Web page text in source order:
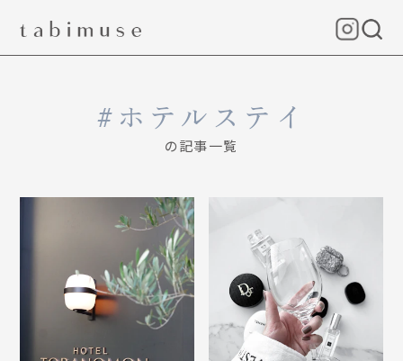
ホテルステイ
の記事一覧